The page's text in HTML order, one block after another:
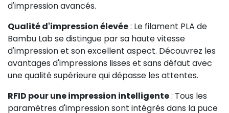
d'impression avancés.
Qualité d'impression élevée: Le filament PLA de
Bambu Lab se distingue par sa haute vitesse
d'impression et son excellent aspect. Découvrez les
avantages d'impressions lisses et sans défaut avec
une qualité supérieure qui dépasse les attentes.
RFID pour une impression intelligente: Tous les
paramètres d'impression sont intégrés dans la puce